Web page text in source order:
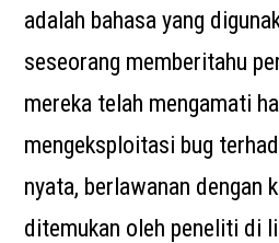
adalah bahasa yang
seseorang memberitahu
mereka telah mengamati
mengeksploitasi bug
nyata, berlawanan dengan
ditemukan oleh peneliti di